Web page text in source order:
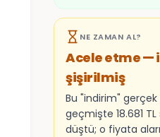
NE ZAMAN AL?
Acele etme —
şişirilmiş
Bu "indirim" gerçek
geçmişte 18.681
düştü; o fiyata